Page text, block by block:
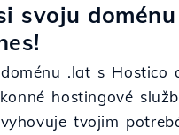
svoju
.lat s Hostico
hostingové
tvojim